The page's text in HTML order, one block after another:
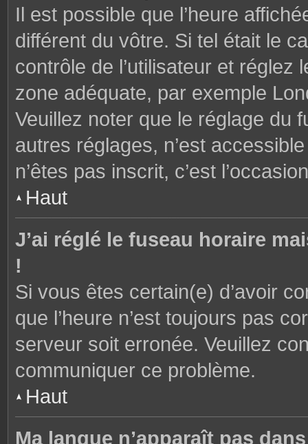
Il est possible que l’heure
différent du vôtre. Si tel était le
contrôle de l’utilisateur et
zone adéquate, par exemple
Veuillez noter que le réglage du
autres réglages, n’est
n’êtes pas inscrit, c’est
Haut
J’ai réglé le fuseau horaire
!
Si vous êtes certain(e) d’avoir
que l’heure n’est toujours pas
serveur soit erronée. Veuillez
communiquer ce problème.
Haut
Ma langue n’apparaît pas